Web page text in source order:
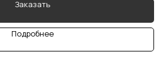
Заказать
Подробнее